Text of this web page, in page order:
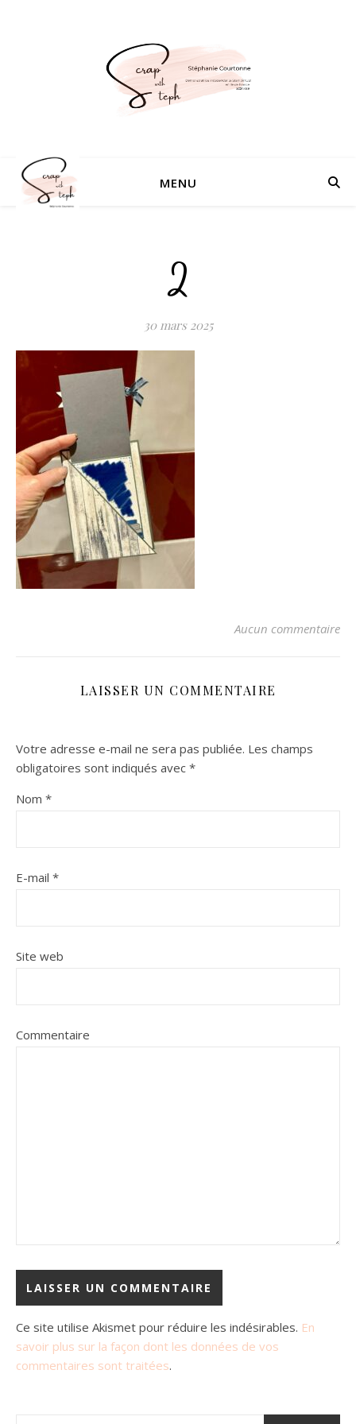
MENU
2
30 mars 2025
Aucun commentaire
LAISSER UN COMMENTAIRE
Votre adresse e-mail ne sera pas publiée. Les champs
obligatoires sont indiqués avec *
Nom *
E-mail *
Site web
Commentaire
Ce site utilise Akismet pour réduire les indésirables. En
savoir plus sur la façon dont les données de vos
commentaires sont traitées.